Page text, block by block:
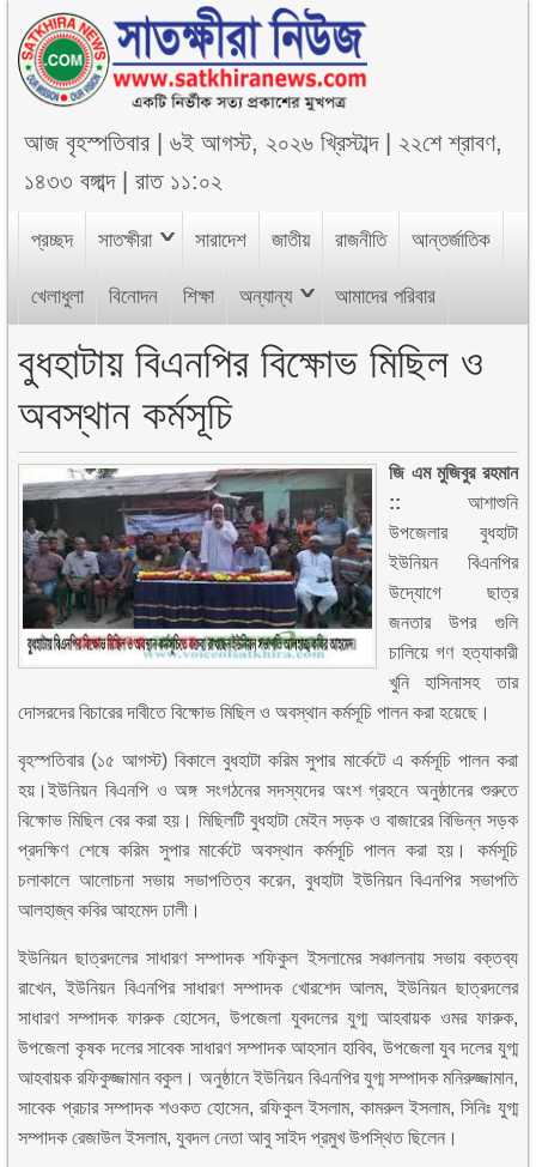
আজবৃহস্পতিবার |৬ই আগস্ট, ২০২৬ খ্রিস্টাব্দ| ২২শে শ্রাবণ,
১৪৩৩ বঙ্গাব্দ|রাত ১১:০২
প্রচ্ছদ সাতক্ষীরা সারাদেশ জাতীয় রাজনীতি আন্তর্জাতিক
খেলাধুলা বিনোদন শিক্ষা অন্যান্য আমাদের পরিবার
বুধহাটায় বিএনপির বিক্ষোভ মিছিল ও
অবস্থান কর্মসূচি
জি এম মুজিবুর রহমান
:: আশাশুনি
উপজেলার বুধহাটা
ইউনিয়ন বিএনপির
উদ্যোগে ছাত্র
জনতার উপর গুলি
চালিয়ে গণ হত্যাকারী
খুনি হাসিনাসহ তার
দোসরদের বিচারের দাবীতে বিক্ষোভ মিছিল ও অবস্থান কর্মসূচি পালন করা হয়েছে।
বৃহস্পতিবার (১৫ আগস্ট) বিকালে বুধহাটা করিম সুপার মার্কেটে এ কর্মসূচি পালন করা
হয়।ইউনিয়ন বিএনপি ও অঙ্গ সংগঠনের সদস্যদের অংশ গ্রহনে অনুষ্ঠানের শুরুতে
বিক্ষোভ মিছিল বের করা হয়। মিছিলটি বুধহাটা মেইন সড়ক ও বাজারের বিভিন্ন সড়ক
প্রদক্ষিণ শেষে করিম সুপার মার্কেটে অবস্থান কর্মসূচি পালন করা হয়। কর্মসূচি
চলাকালে আলোচনা সভায় সভাপতিত্ব করেন, বুধহাটা ইউনিয়ন বিএনপির সভাপতি
আলহাজ্ব কবির আহমেদ ঢালী।
ইউনিয়ন ছাত্রদলের সাধারণ সম্পাদক শফিকুল ইসলামের সঞ্চালনায় সভায় বক্তব্য
রাখেন, ইউনিয়ন বিএনপির সাধারণ সম্পাদক খোরশেদ আলম, ইউনিয়ন ছাত্রদলের
সাধারণ সম্পাদক ফারুক হোসেন, উপজেলা যুবদলের যুগ্ম আহবায়ক ওমর ফারুক,
উপজেলা কৃষক দলের সাবেক সাধারণ সম্পাদক আহসান হাবিব, উপজেলা যুব দলের যুগ্ম
আহবায়ক রফিকুজ্জামান বকুল। অনুষ্ঠানে ইউনিয়ন বিএনপির যুগ্ম সম্পাদক মনিরুজ্জামান,
সাবেক প্রচার সম্পাদক শওকত হোসেন, রফিকুল ইসলাম, কামরুল ইসলাম, সিনিঃ যুগ্ম
সম্পাদক রেজাউল ইসলাম, যুবদল নেতা আবু সাইদ প্রমুখ উপস্থিত ছিলেন।